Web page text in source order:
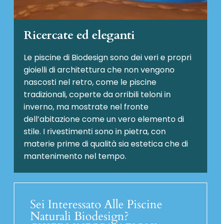
Ricercate ed eleganti
Le piscine di Biodesign sono dei veri e propri
gioielli di architettura che non vengono
nascosti nel retro, come le piscine
tradizionali, coperte da orribili teloni in
inverno, ma mostrate nel fronte
dell’abitazione come un vero elemento di
stile. I rivestimenti sono in pietra, con
materie prime di qualità sia estetica che di
mantenimento nel tempo.
Sei Interessato Alle Piscine
Naturali Biodesign?